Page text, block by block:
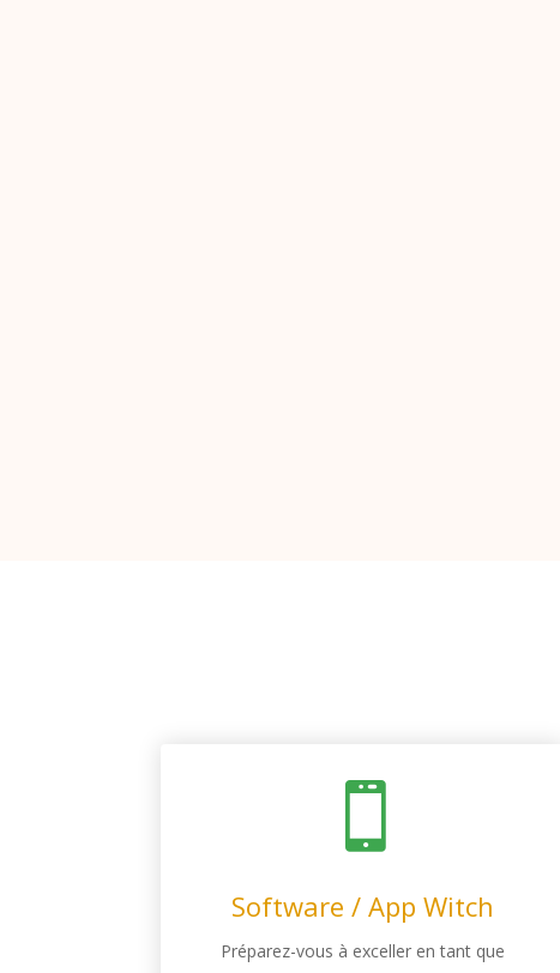

Software / App Witch
Préparez-vous à exceller en tant que